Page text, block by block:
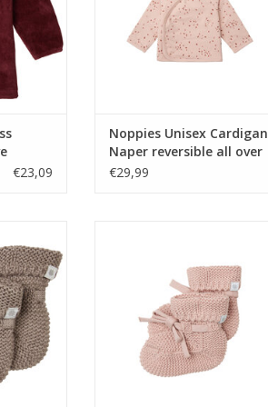
€23,09
Noppies Unisex Cardigan
Naper reversible all over
print Rose Smoke NOS
€29,99
TOEVOEGEN AAN WINKELWAGEN